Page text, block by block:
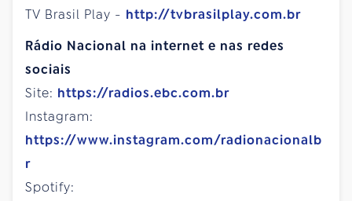
TV Brasil Play - http://tvbrasilplay.com.br
Rádio Nacional na internet e nas redes
sociais
Site: https://radios.ebc.com.br
Instagram:
https://www.instagram.com/radionacionalb
r
Spotify: